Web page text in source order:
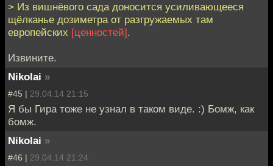
> Из вишнёвого сада доносится усиливающееся
щёлканье дозиметра от разгружаемых там
европейских [ценностей].
Извините.
Nikolai »
#45 | 29.04.14 21:15
Я бы Гира тоже не узнал в таком виде. :) Бомж, как
бомж.
Nikolai »
#46 | 29.04.14 21:24